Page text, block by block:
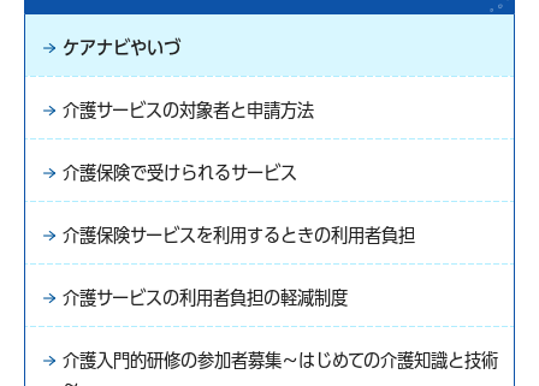
ケアナビやいづ
介護サービスの対象者と申請方法
介護保険で受けられるサービス
介護保険サービスを利用するときの利用者負担
介護サービスの利用者負担の軽減制度
介護入門的研修の参加者募集～はじめての介護知識と技術